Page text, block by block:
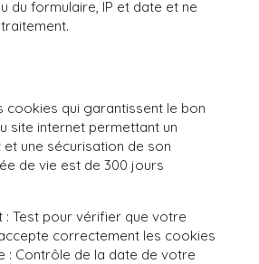
du formulaire, IP et date et ne
cookies qui garantissent le bon
site internet permettant un
une sécurisation de son
de vie est de 300 jours
Test pour vérifier que votre
correctement les cookies
: Contrôle de la date de votre